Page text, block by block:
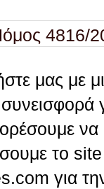
2021 -
μας με
να
το site
για